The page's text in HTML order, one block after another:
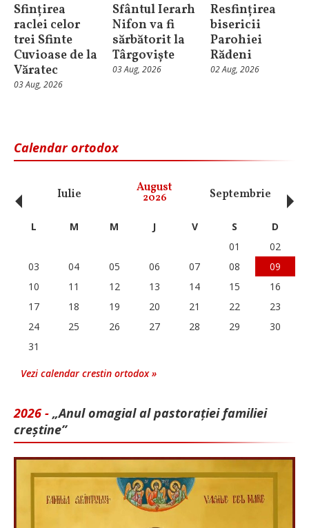
Sfințirea
raclei celor
trei Sfinte
Cuvioase de la
Văratec
03 Aug, 2026
Sfântul Ierarh
Nifon va fi
sărbătorit la
Târgoviște
03 Aug, 2026
Resfințirea
bisericii
Parohiei
Rădeni
02 Aug, 2026
Calendar ortodox
Iulie August
2026 Septembrie
‹ L M M J V S
D
01
02
03
04 05 06 07 08
09
10
11 12 13 14 15
16
17
18 19 20 21 22
23
24
25 26 27 28 29
30
31
Vezi calendar crestin ortodox »
2026 - „Anul omagial al pastorației familiei
creștine”